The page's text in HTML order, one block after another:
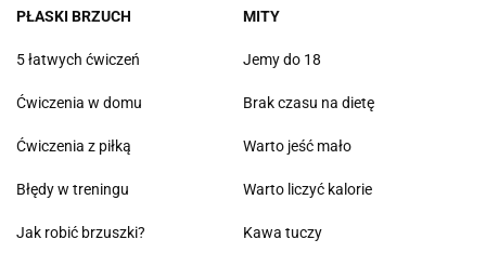
PŁASKI BRZUCH
5 łatwych ćwiczeń
Ćwiczenia w domu
Ćwiczenia z piłką
Błędy w treningu
Jak robić brzuszki?
MITY
Jemy do 18
Brak czasu na dietę
Warto jeść mało
Warto liczyć kalorie
Kawa tuczy